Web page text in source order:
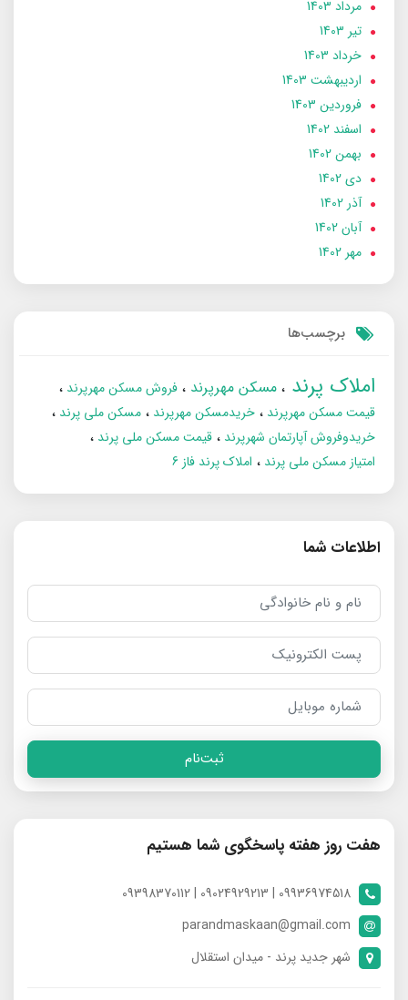
مرداد 1403
تير 1403
خرداد 1403
ارديبهشت 1403
فروردین 1403
اسفند 1402
بهمن 1402
دی 1402
آذر 1402
آبان 1402
مهر 1402
برچسب‌ها
املاک پرند مسکن مهرپرند
فروش مسکن مهرپرند
قیمت مسکن مهرپرند
خریدمسکن مهرپرند
مسکن ملی پرند
خریدوفروش آپارتمان شهرپرند
قیمت مسکن ملی پرند
امتیاز مسکن ملی پرند
املاک پرند فاز 6
اطلاعات شما
ثبت‌نام
هفت روز هفته پاسخگوی شما هستیم
09936974518 | 09024929213 | 09398370112
parandmaskaan@gmail.com
شهر جدید پرند - میدان استقلال